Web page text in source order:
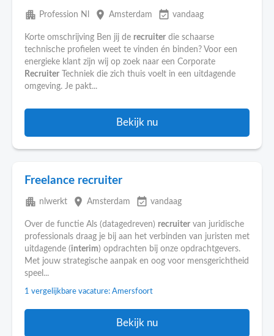
apartment Profession Nl place Amsterdam event_available vandaag
Korte omschrijving Ben jij de recruiter die schaarse
technische profielen weet te vinden én binden? Voor een
energieke klant zijn wij op zoek naar een Corporate
Recruiter Techniek die zich thuis voelt in een uitdagende
omgeving. Je pakt...
Bekijk nu
Freelance recruiter
apartment nlwerkt place Amsterdam event_available vandaag
Over de functie Als (datagedreven) recruiter van juridische
professionals draag je bij aan het verbinden van juristen met
uitdagende (interim) opdrachten bij onze opdrachtgevers.
Met jouw strategische aanpak en oog voor mensgerichtheid
speel...
1 vergelijkbare vacature: Amersfoort
Bekijk nu